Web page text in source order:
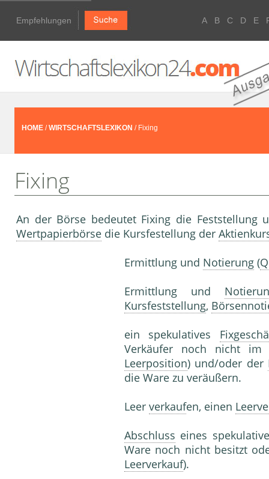
Empfehlungen A B C D E
HOME /WIRTSCHAFTSLEXIKON / Fixing
Fixing
An der Börse bedeutet Fixing die Feststellung
Wertpapierbörse die Kursfestellung der
Ermittlung und Notierung (
Ermittlung und
Kursfeststellung,
ein spekulatives
Verkäufer noch nicht
Leerposition) und/oder der
die Ware zu veräußern.
Leer verkaufen, einen
Abschluss eines
Ware noch nicht besitzt
Leerverkauf).